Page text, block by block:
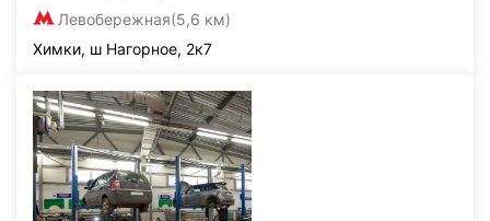
Левобережная(5,6 км)
Химки, ш Нагорное, 2к7